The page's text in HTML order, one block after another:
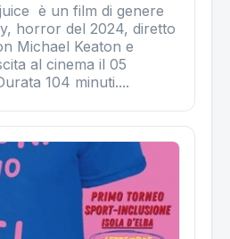
è un film di genere
horror del 2024, diretto
Michael Keaton e
al cinema il 05
104 minuti....